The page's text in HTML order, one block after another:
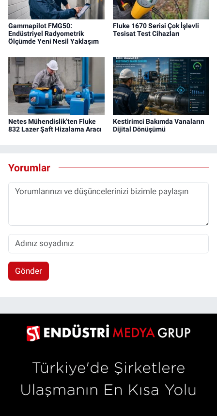
Gammapilot FMG50:
Endüstriyel Radyometrik
Ölçümde Yeni Nesil Yaklaşım
Fluke 1670 Serisi Çok İşlevli
Tesisat Test Cihazları
Netes Mühendislik’ten Fluke
832 Lazer Şaft Hizalama Aracı
Kestirimci Bakımda Vanaların
Dijital Dönüşümü
Yorumlar
Gönder